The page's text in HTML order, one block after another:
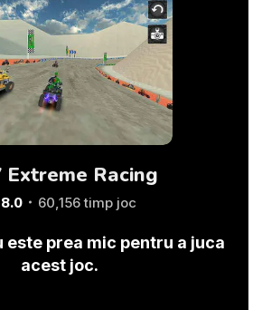
Extreme Racing
8.0 60,156 timp joc
este prea mic pentru a juca
acest joc.